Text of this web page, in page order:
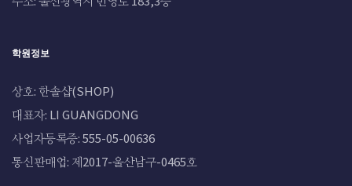
학원정보
상호: 한솔샵(SHOP)
대표자: LI GUANGDONG
사업자등록증: 555-05-00636
통신판매업: 제2017-울산남구-0465호